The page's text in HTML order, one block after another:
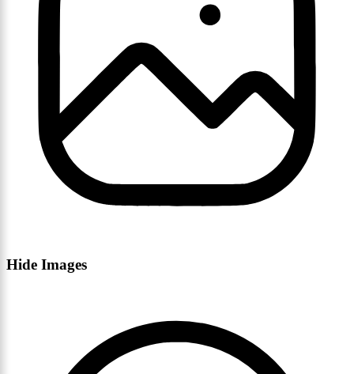
Hide Images